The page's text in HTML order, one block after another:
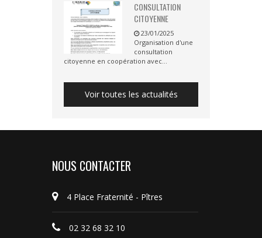
CONSULTATION
CITOYENNE
23/01/2025
Organisation d'une
consultation
citoyenne en coopération avec...
Voir toutes les actualités
NOUS CONTACTER
4 Place Fraternité - Pîtres
02 32 68 32 10